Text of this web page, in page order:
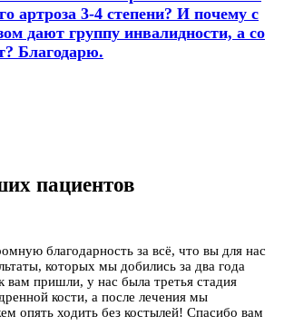
артроза 3-4 степени? И почему с
дают группу инвалидности, а со
Благодарю.
пациентов
благодарность за всё, что вы для нас
которых мы добились за два года
вам пришли, у нас была третья стадия
кости, а после лечения мы
опять ходить без костылей! Спасибо вам